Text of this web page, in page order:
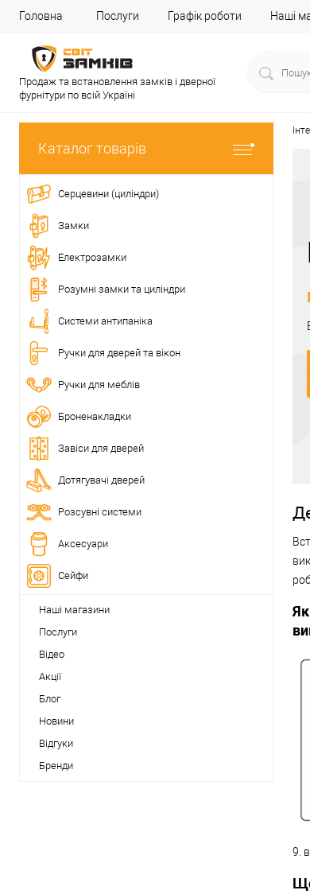
Головна Послуги Графік роботи Наші
Продаж та встановлення замків і дверної
фурнітури по всій Україні
Каталог товарів
Серцевини (циліндри)
Замки
Електрозамки
Розумні замки та циліндри
Системи антипаніка
Ручки для дверей та вікон
Ручки для меблів
Броненакладки
Завіси для дверей
Дотягувачі дверей
Розсувні системи
Аксесуари
Сейфи
Наші магазини
Послуги
Відео
Акції
Блог
Новини
Відгуки
Бренди
9.